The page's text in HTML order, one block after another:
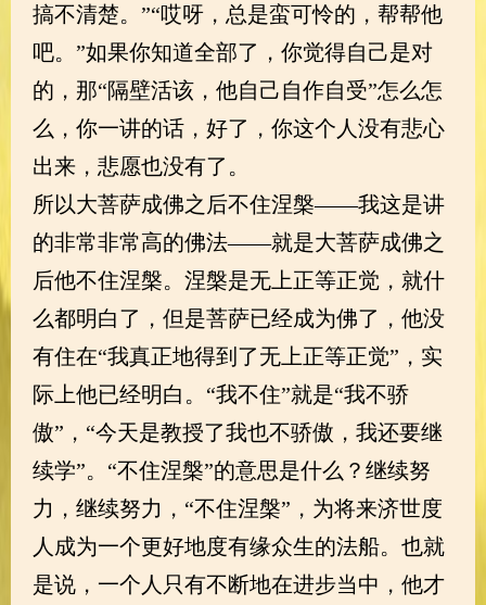
搞不清楚。”“哎呀，总是蛮可怜的，帮帮他
吧。”如果你知道全部了，你觉得自己是对
的，那“隔壁活该，他自己自作自受”怎么怎
么，你一讲的话，好了，你这个人没有悲心
出来，悲愿也没有了。
所以大菩萨成佛之后不住涅槃——我这是讲
的非常非常高的佛法——就是大菩萨成佛之
后他不住涅槃。涅槃是无上正等正觉，就什
么都明白了，但是菩萨已经成为佛了，他没
有住在“我真正地得到了无上正等正觉”，实
际上他已经明白。“我不住”就是“我不骄
傲”，“今天是教授了我也不骄傲，我还要继
续学”。“不住涅槃”的意思是什么？继续努
力，继续努力，“不住涅槃”，为将来济世度
人成为一个更好地度有缘众生的法船。也就
是说，一个人只有不断地在进步当中，他才